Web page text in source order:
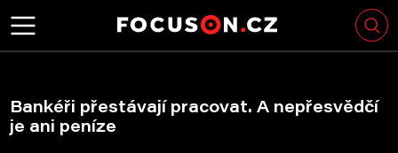
Bankéři přestávají pracovat. A nepřesvědčí
je ani peníze